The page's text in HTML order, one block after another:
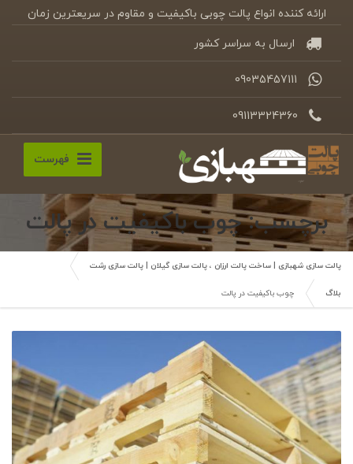
ارائه کننده انواع پالت چوبی باکیفیت و مقاوم در سریعترین زمان
ارسال به سراسر کشور
09035457111
09113324360
فهرست
برچسب: چوب باکیفیت در پالت
پالت سازی شهبازی | ساخت پالت ارزان ، پالت سازی گیلان | پالت سازی رشت
بلاگ چوب باکیفیت در پالت